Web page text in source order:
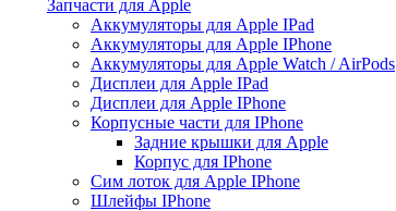
Запчасти для Apple
Аккумуляторы для Apple IPad
Аккумуляторы для Apple IPhone
Аккумуляторы для Apple Watch / AirPods
Дисплеи для Apple IPad
Дисплеи для Apple IPhone
Корпусные части для IPhone
Задние крышки для Apple
Корпус для IPhone
Сим лоток для Apple IPhone
Шлейфы IPhone